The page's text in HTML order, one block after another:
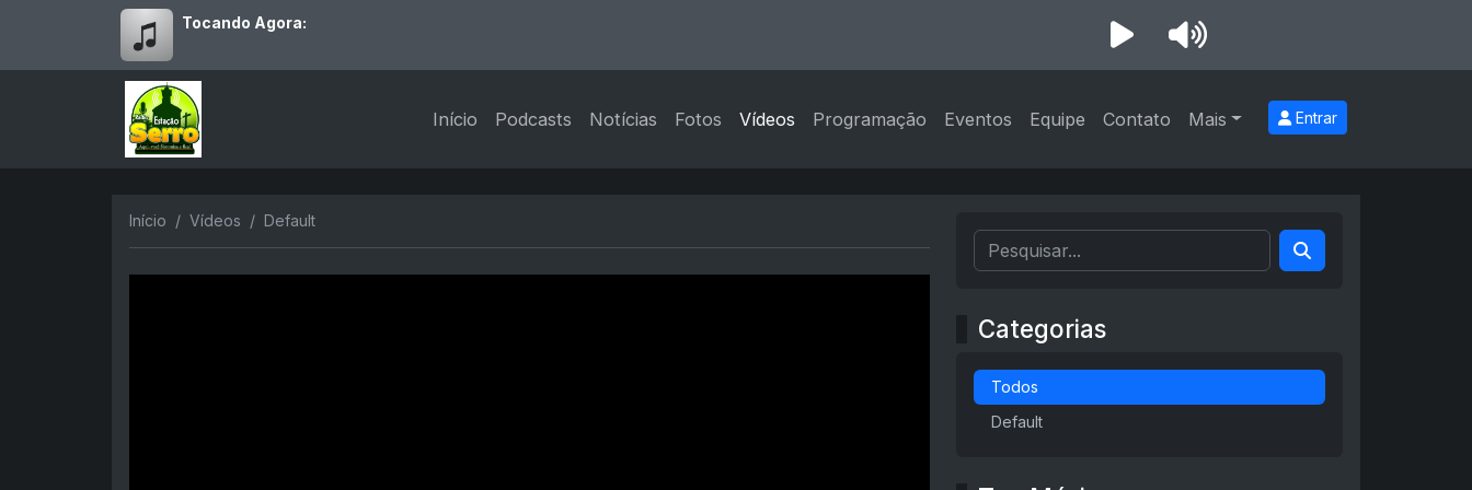
Tocando Agora:
Início Podcasts Notícias Fotos Vídeos Programação Eventos Equipe Contato Mais Entrar
Início Vídeos Default
Categorias
Todos
Default